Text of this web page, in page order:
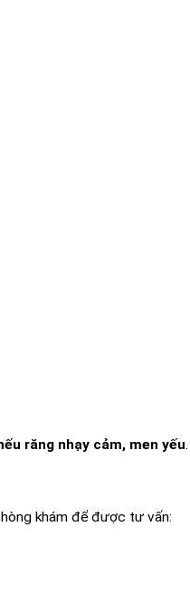
răng nhạy cảm, men yếu.
khám để được tư vấn: